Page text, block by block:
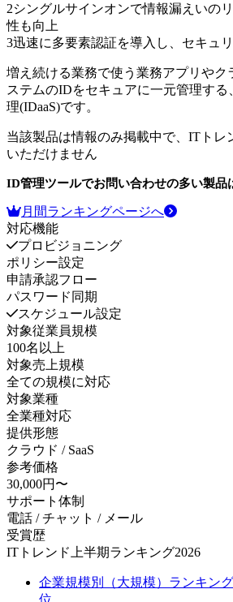
2シングルサインオンで情報漏えいの
性も向上
3迅速に多要素認証を導入し、セキュ
増え続ける業務で使う業務アプリやク
ステムのIDをセキュアに一元管理す
理(IDaaS)です。
当該製品は情報のみ掲載中で、ITトレ
いただけません
ID管理ツールでお問い合わせの多い製品
月間ランキングページへ
対応機能
プロビジョニング
ポリシー設定
申請承認フロー
パスワード同期
スケジュール設定
対象従業員規模
100名以上
対象売上規模
全ての規模に対応
対象業種
全業種対応
提供形態
クラウド / SaaS
参考価格
30,000円〜
サポート体制
電話 / チャット / メール
受賞歴
ITトレンド上半期ランキング2026
企業規模別（大規模）ランキン
位